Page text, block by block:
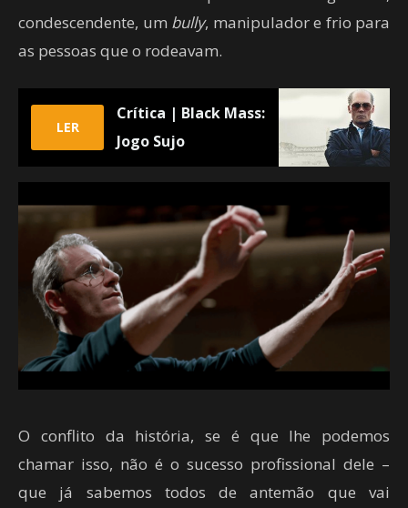
condescendente, um bully, manipulador e frio para
as pessoas que o rodeavam.
LER
Crítica | Black Mass:
Jogo Sujo
O conflito da história, se é que lhe podemos
chamar isso, não é o sucesso profissional dele –
que já sabemos todos de antemão que vai